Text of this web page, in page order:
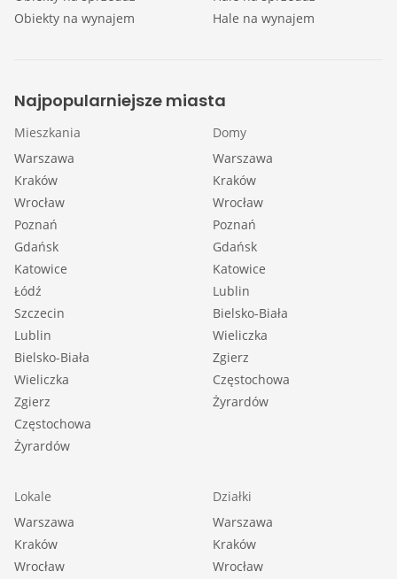
Obiekty na wynajem
Hale na wynajem
Najpopularniejsze miasta
Mieszkania
Warszawa
Kraków
Wrocław
Poznań
Gdańsk
Katowice
Łódź
Szczecin
Lublin
Bielsko-Biała
Wieliczka
Zgierz
Częstochowa
Żyrardów
Domy
Warszawa
Kraków
Wrocław
Poznań
Gdańsk
Katowice
Lublin
Bielsko-Biała
Wieliczka
Zgierz
Częstochowa
Żyrardów
Lokale
Warszawa
Kraków
Wrocław
Działki
Warszawa
Kraków
Wrocław